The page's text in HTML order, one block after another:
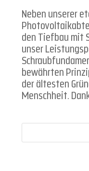
Neben unserer
den Tiefbau mit
unser
bewährten
der ältesten
Menschheit.